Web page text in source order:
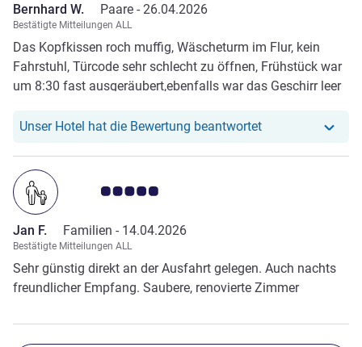
Bernhard W. Paare - 26.04.2026
Bestätigte Mitteilungen ALL
Das Kopfkissen roch muffig, Wäscheturm im Flur, kein
Fahrstuhl, Türcode sehr schlecht zu öffnen, Frühstück war
um 8:30 fast ausgeräubert,ebenfalls war das Geschirr leer
Unser Hotel hat die Bewertung beantwortetUnser Hotel hat
Note Kundenmeinungen 5.0/5
Jan F. Familien - 14.04.2026
Bestätigte Mitteilungen ALL
Sehr günstig direkt an der Ausfahrt gelegen. Auch nachts
freundlicher Empfang. Saubere, renovierte Zimmer